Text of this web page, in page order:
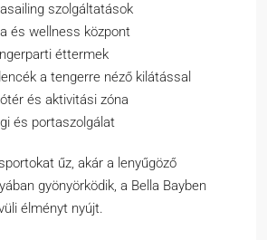
szolgáltatások
és wellness központ
éttermek
a tengerre néző kilátással
és aktivitási zóna
és portaszolgálat
űz, akár a lenyűgöző
gyönyörködik, a Bella Bayben
élményt nyújt.